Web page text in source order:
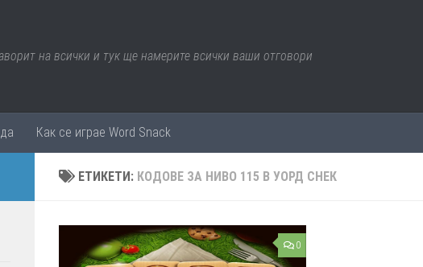
на всички и тук ще намерите всички ваши отговори
Как се играе Word Snack
ЕТИКЕТИ: КОДОВЕ ЗА НИВО 115 В УОРД СНЕК
0